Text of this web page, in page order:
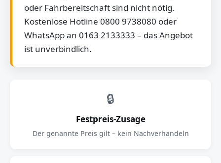
oder Fahrbereitschaft sind nicht nötig.
Kostenlose Hotline 0800 9738080 oder
WhatsApp an 0163 2133333 – das Angebot
ist unverbindlich.
🔒
Festpreis-Zusage
Der genannte Preis gilt – kein Nachverhandeln